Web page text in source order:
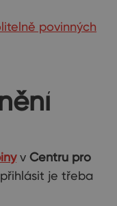
povinných
v Centru pro
je třeba